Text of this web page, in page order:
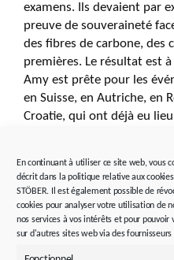
En continuant à utiliser ce site web, vous
décrit dans la politique relative aux
STÖBER. Il est également possible de
cookies pour analyser votre utilisation de
nos services à vos intérêts et pour
sur d'autres sites web via des fournisseurs
examens. Ils devaient par
preuve de souveraineté
des fibres de carbone, des
premières. Le résultat est
Amy est prête pour les
en Suisse, en Autriche, en
Croatie, qui ont déjà eu
Légendes :